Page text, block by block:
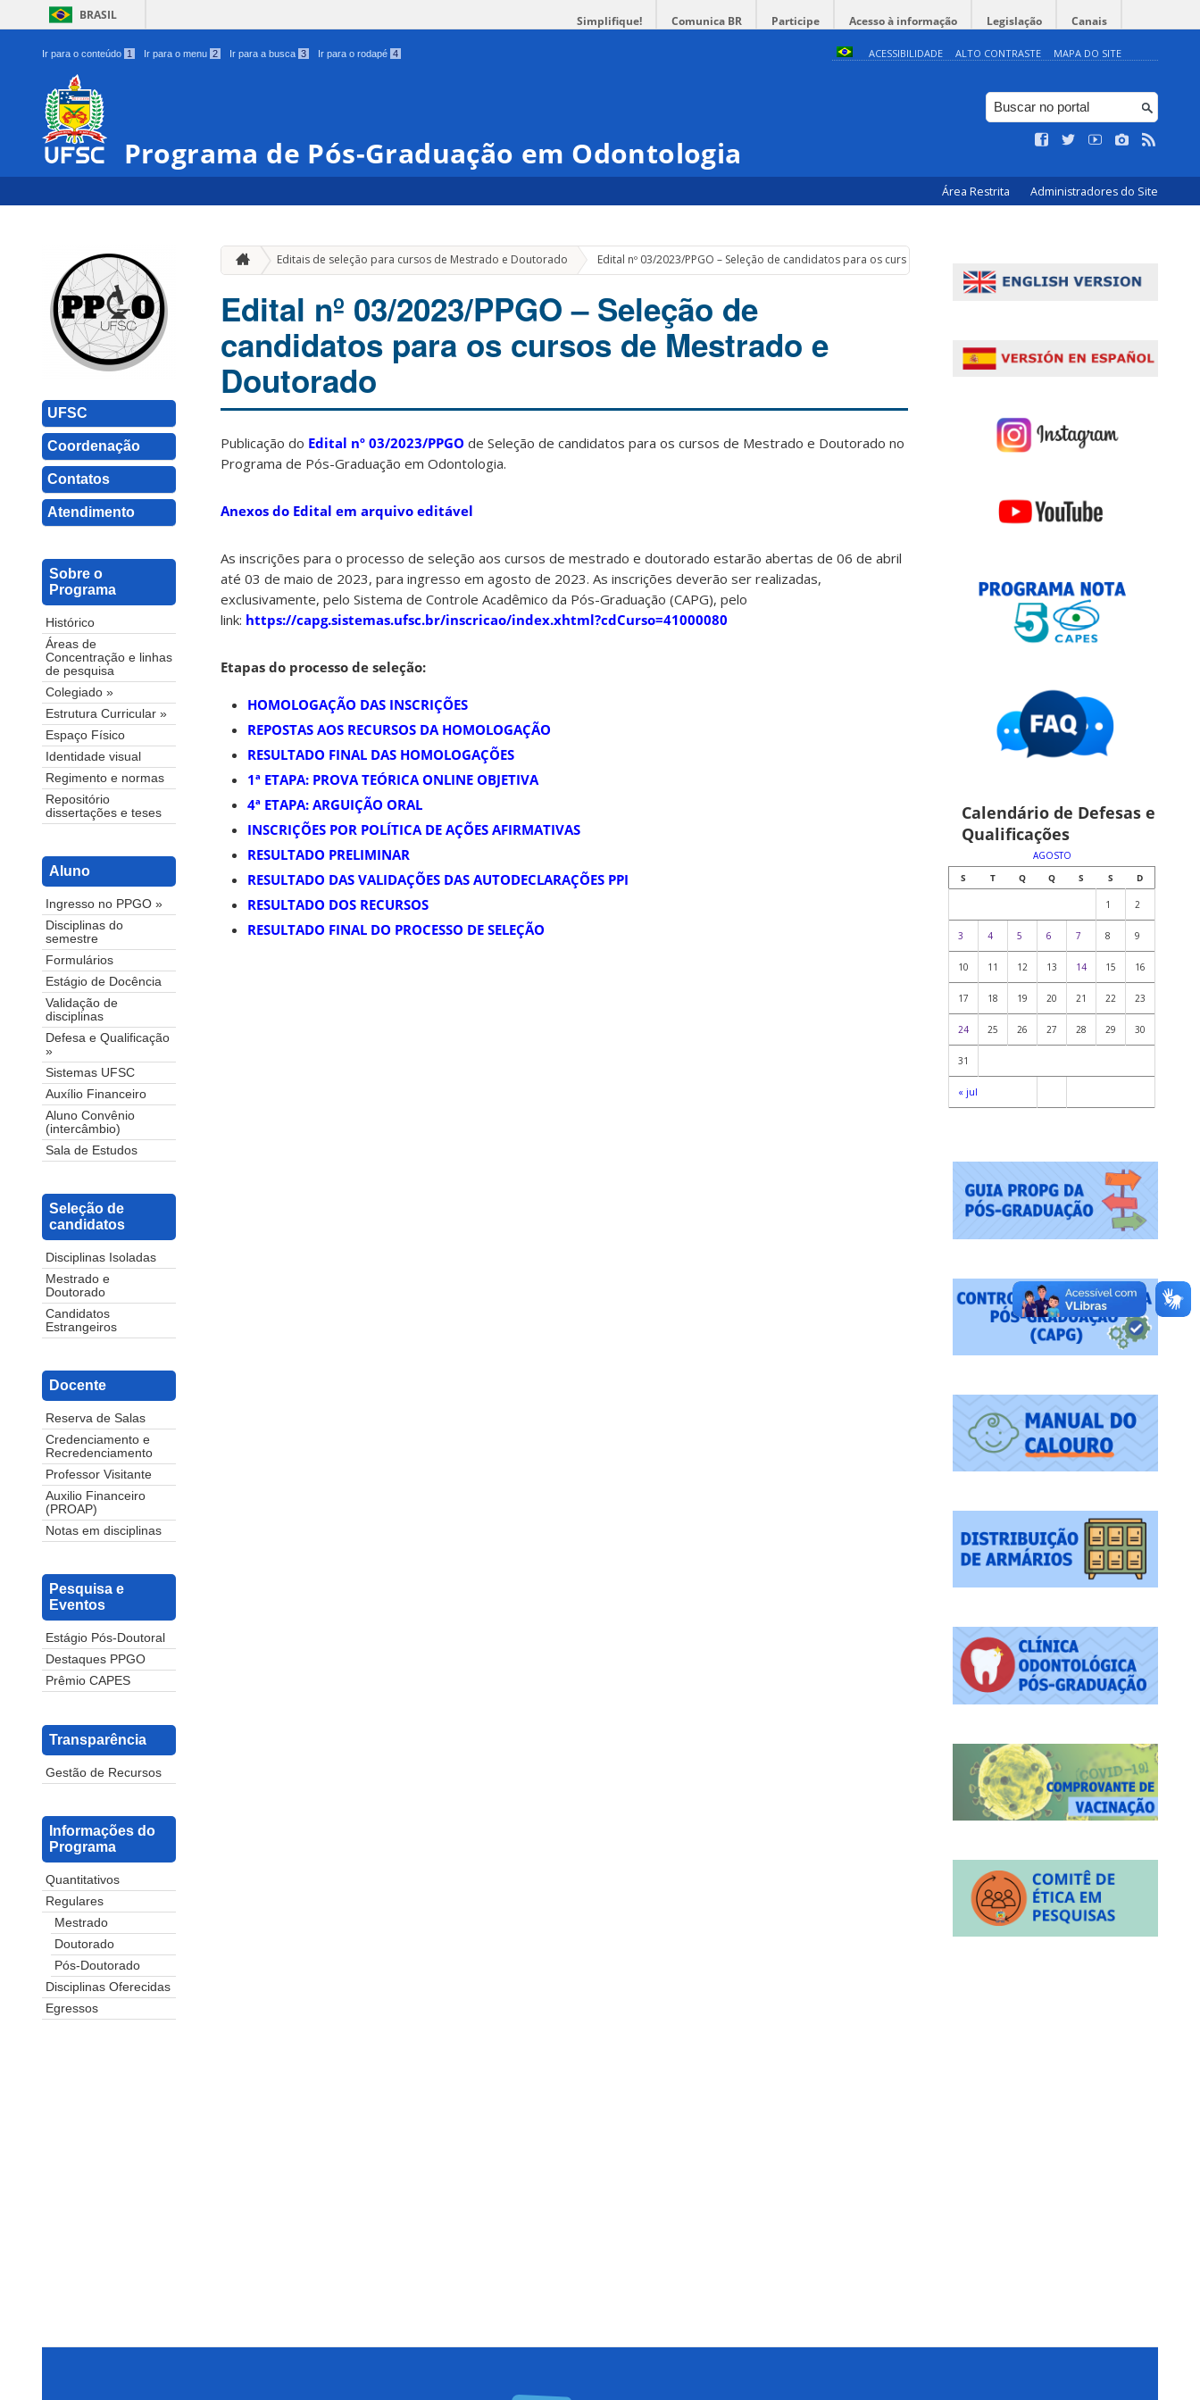
BRASIL Simplifique! Comunica BR Participe Acesso à informação Legislação Canais
Ir para o conteúdo 1 Ir para o menu 2 Ir para a busca 3 Ir para o rodapé 4 ACESSIBILIDADE ALTO CONTRASTE MAPA DO SITE
Programa de Pós-Graduação em Odontologia
Área Restrita Administradores do Site
UFSC
Coordenação
Contatos
Atendimento
Sobre o
Programa
Histórico
Áreas de
Concentração e linhas
de pesquisa
Colegiado »
Estrutura Curricular »
Espaço Físico
Identidade visual
Regimento e normas
Repositório
dissertações e teses
Aluno
Ingresso no PPGO »
Disciplinas do
semestre
Formulários
Estágio de Docência
Validação de
disciplinas
Defesa e Qualificação
»
Sistemas UFSC
Auxílio Financeiro
Aluno Convênio
(intercâmbio)
Sala de Estudos
Seleção de
candidatos
Disciplinas Isoladas
Mestrado e
Doutorado
Candidatos
Estrangeiros
Docente
Reserva de Salas
Credenciamento e
Recredenciamento
Professor Visitante
Auxilio Financeiro
(PROAP)
Notas em disciplinas
Pesquisa e
Eventos
Estágio Pós-Doutoral
Destaques PPGO
Prêmio CAPES
Transparência
Gestão de Recursos
Informações do
Programa
Quantitativos
Regulares
Mestrado
Doutorado
Pós-Doutorado
Disciplinas Oferecidas
Egressos
Editais de seleção para cursos de Mestrado e Doutorado Edital nº 03/2023/PPGO – Seleção de candidatos para os cursos de Mestrado e Doutorado
Edital nº 03/2023/PPGO – Seleção de
candidatos para os cursos de Mestrado e
Doutorado
Publicação do Edital nº 03/2023/PPGO de Seleção de candidatos para os cursos de Mestrado e Doutorado no
Programa de Pós-Graduação em Odontologia.
Anexos do Edital em arquivo editável
As inscrições para o processo de seleção aos cursos de mestrado e doutorado estarão abertas de 06 de abril
até 03 de maio de 2023, para ingresso em agosto de 2023. As inscrições deverão ser realizadas,
exclusivamente, pelo Sistema de Controle Acadêmico da Pós-Graduação (CAPG), pelo
link: https://capg.sistemas.ufsc.br/inscricao/index.xhtml?cdCurso=41000080
Etapas do processo de seleção:
HOMOLOGAÇÃO DAS INSCRIÇÕES
REPOSTAS AOS RECURSOS DA HOMOLOGAÇÃO
RESULTADO FINAL DAS HOMOLOGAÇÕES
1ª ETAPA: PROVA TEÓRICA ONLINE OBJETIVA
4ª ETAPA: ARGUIÇÃO ORAL
INSCRIÇÕES POR POLÍTICA DE AÇÕES AFIRMATIVAS
RESULTADO PRELIMINAR
RESULTADO DAS VALIDAÇÕES DAS AUTODECLARAÇÕES PPI
RESULTADO DOS RECURSOS
RESULTADO FINAL DO PROCESSO DE SELEÇÃO
Calendário de Defesas e
Qualificações
AGOSTO
S
T Q Q S S D
« jul
1 2
3 4 5 6 7 8 9
10 11 12 13 14 15 16
17 18 19 20 21 22 23
24 25 26 27 28 29 30
31